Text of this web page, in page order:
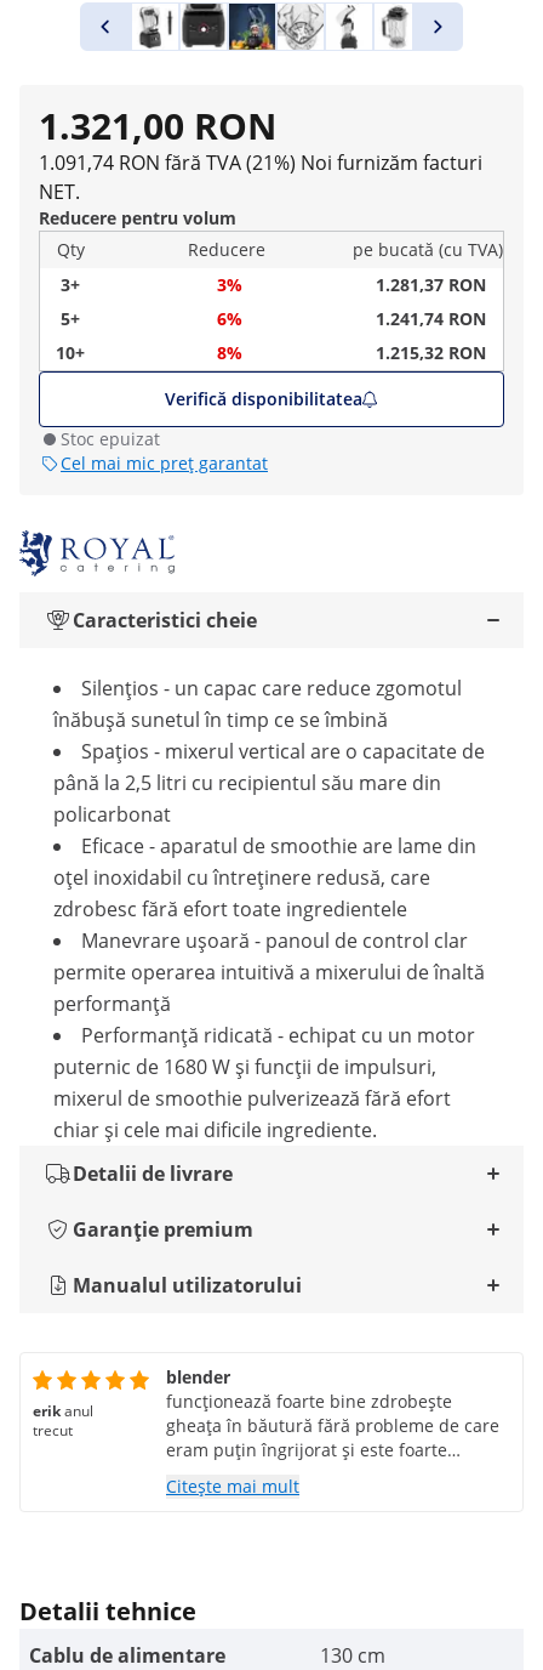
1.321,00 RON
1.091,74 RON fără TVA (21%) Noi furnizăm facturi
NET.
Reducere pentru volum
Qty
Reducere
pe bucată (cu TVA)
3+
3%
1.281,37 RON
5+
6%
1.241,74 RON
10+
8%
1.215,32 RON
Verifică disponibilitatea
Stoc epuizat
Cel mai mic preț garantat
Caracteristici cheie
Silențios - un capac care reduce zgomotul
înăbușă sunetul în timp ce se îmbină
Spațios - mixerul vertical are o capacitate de
până la 2,5 litri cu recipientul său mare din
policarbonat
Eficace - aparatul de smoothie are lame din
oțel inoxidabil cu întreținere redusă, care
zdrobesc fără efort toate ingredientele
Manevrare ușoară - panoul de control clar
permite operarea intuitivă a mixerului de înaltă
performanță
Performanță ridicată - echipat cu un motor
puternic de 1680 W și funcții de impulsuri,
mixerul de smoothie pulverizează fără efort
chiar și cele mai dificile ingrediente.
Detalii de livrare
Garanție premium
Manualul utilizatorului
erikanul
trecut
blender
funcționează foarte bine zdrobește
gheața în băutură fără probleme de care
eram puțin îngrijorat și este foarte
silentios la închiderea capacului.
Citește mai mult
Detalii tehnice
Cablu de alimentare
130 cm